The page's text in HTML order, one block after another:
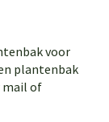
voor
plantenbak
mail of